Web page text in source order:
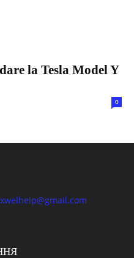
la Tesla Model Y
0